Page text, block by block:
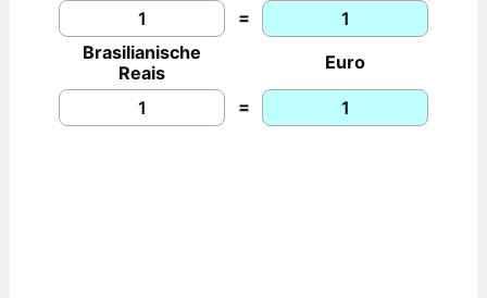
=
Brasilianische
Reais
Euro
=